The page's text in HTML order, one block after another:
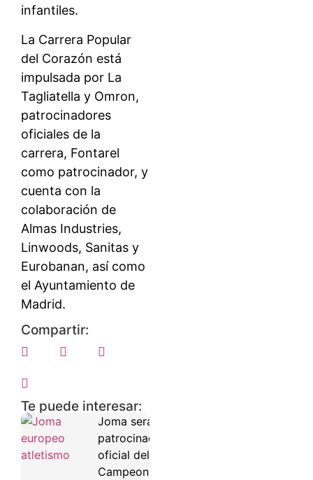
infantiles.
La Carrera Popular
del Corazón está
impulsada por La
Tagliatella y Omron,
patrocinadores
oficiales de la
carrera, Fontarel
como patrocinador, y
cuenta con la
colaboración de
Almas Industries,
Linwoods, Sanitas y
Eurobanan, así como
el Ayuntamiento de
Madrid.
Compartir:
Te puede interesar:
Joma será
patrocinador
oficial del
Campeonato